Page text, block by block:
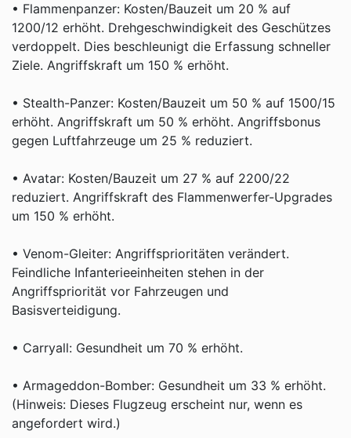
• Flammenpanzer: Kosten/Bauzeit um 20 % auf
1200/12 erhöht. Drehgeschwindigkeit des Geschützes
verdoppelt. Dies beschleunigt die Erfassung schneller
Ziele. Angriffskraft um 150 % erhöht.
• Stealth-Panzer: Kosten/Bauzeit um 50 % auf 1500/15
erhöht. Angriffskraft um 50 % erhöht. Angriffsbonus
gegen Luftfahrzeuge um 25 % reduziert.
• Avatar: Kosten/Bauzeit um 27 % auf 2200/22
reduziert. Angriffskraft des Flammenwerfer-Upgrades
um 150 % erhöht.
• Venom-Gleiter: Angriffsprioritäten verändert.
Feindliche Infanterieeinheiten stehen in der
Angriffspriorität vor Fahrzeugen und
Basisverteidigung.
• Carryall: Gesundheit um 70 % erhöht.
• Armageddon-Bomber: Gesundheit um 33 % erhöht.
(Hinweis: Dieses Flugzeug erscheint nur, wenn es
angefordert wird.)